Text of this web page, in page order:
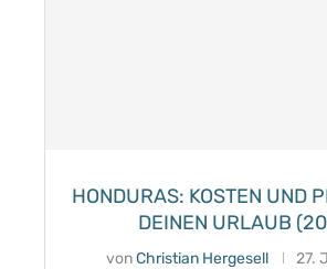
HONDURAS: KOSTEN UND
DEINEN URLAUB
vonChristian Hergesell 27.